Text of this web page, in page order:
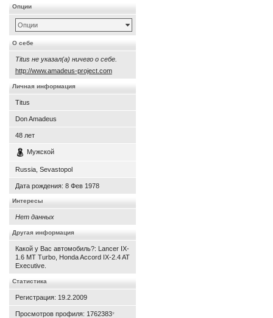
Опции
Опции
О себе
Titus не указал(а) ничего о себе.
http://www.amadeus-project.com
Личная информация
Titus
Don Amadeus
48 лет
Мужской
Russia, Sevastopol
Дата рождения: 8 Фев 1978
Интересы
Нет данных
Другая информация
Какой у Вас автомобиль?: Lancer IX-
1.6 MT Turbo, Honda Accord IX-2.4 AT
Executive.
Статистика
Регистрация: 19.2.2009
Просмотров профиля: 1762383*